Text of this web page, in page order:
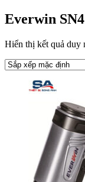
Everwin
Hiển thị kết quả duy